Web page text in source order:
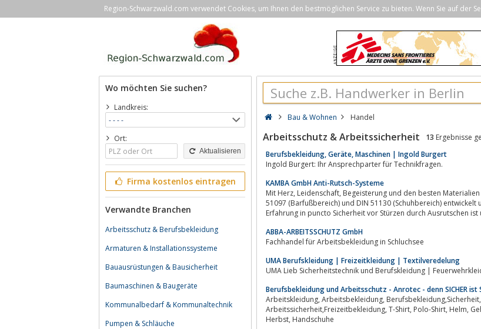
Region-Schwarzwald.com verwendet Cookies, um Ihnen den bestmöglichen Service zu bieten. Wenn Sie auf der
Wo möchten Sie suchen?
Landkreis:
Ort:
Aktualisieren
Firma kostenlos eintragen
Verwandte Branchen
Arbeitsschutz & Berufsbekleidung
Armaturen & Installationssysteme
Bauausrüstungen & Bausicherheit
Baumaschinen & Baugeräte
Kommunalbedarf & Kommunaltechnik
Pumpen & Schläuche
Bau & Wohnen Handel
Arbeitsschutz & Arbeitssicherheit 13 Ergebnisse
Berufsbekleidung, Geräte, Maschinen | Ingold Burgert
Ingold Burgert: Ihr Ansprechparter für Technikfragen.
KAMBA GmbH Anti-Rutsch-Systeme
Mit Herz, Leidenschaft, Begeisterung und den besten Materialien haben wir ein hochwertiges Anti-Rutsch-System gemäß DIN
51097 (Barfußbereich) und DIN 51130 (Schuhbereich)
Erfahrung in puncto Sicherheit vor Stürzen durch Ausrutschen
ABBA-ARBEITSSCHUTZ GmbH
Fachhandel für Arbeitsbekleidung in Schluchsee
UMA Berufskleidung | Freizeitkleidung | Textilveredelung
Berufsbekleidung und Arbeitsschutz - Anrotec - denn SICHER ist
Arbeitskleidung, Arbeitsbekleidung, Berufsbekleidung,Sicherheit,
Arbeitssicherheit,Freizeitbekleidung, T-Shirt, Polo-Shirt, Helm,
Herbst, Handschuhe